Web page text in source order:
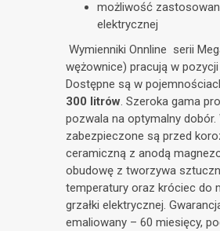
możliwość
elektrycznej
Wymienniki Onnline serii
wężownice) pracują w
Dostępne są w
300 litrów. Szeroka gama
pozwala na optymalny dobór.
zabezpieczone są przed
ceramiczną z anodą
obudowę z tworzywa
temperatury oraz króciec do
grzałki elektrycznej.
emaliowany – 60 miesięcy,